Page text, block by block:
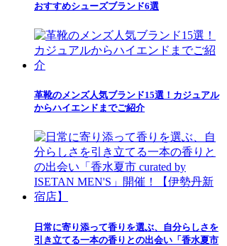
おすすめシューズブランド6選
革靴のメンズ人気ブランド15選！カジュアル
からハイエンドまでご紹介
日常に寄り添って香りを選ぶ、自分らしさを
引き立てる一本の香りとの出会い「香水夏市